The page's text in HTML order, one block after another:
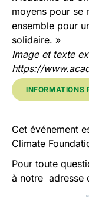
moyens pour se
ensemble pour
solidaire. »
Image et texte
https://
INFORMATIONS
Cet événement
Climate
Pour toute
à notre adresse